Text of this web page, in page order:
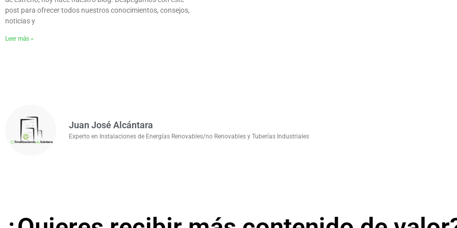
post para ofrecer todos nuestros conocimientos, consejos,
noticias y
Leer más »
Juan José Alcántara
Experto en Instalaciones de Energías Renovables/no Renovables y Tuberías Industriales